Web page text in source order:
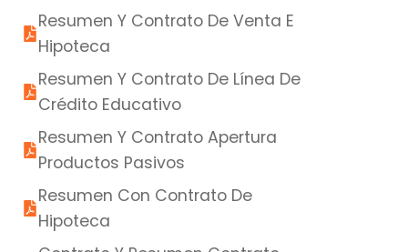
Resumen Y Contrato De Venta E
Hipoteca
Resumen Y Contrato De Línea De
Crédito Educativo
Resumen Y Contrato Apertura
Productos Pasivos
Resumen Con Contrato De
Hipoteca